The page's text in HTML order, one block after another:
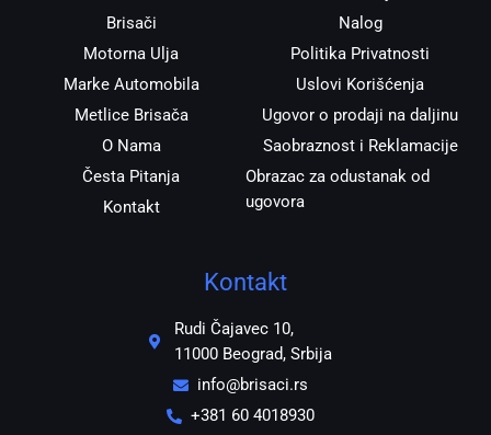
Brisači
Motorna Ulja
Marke Automobila
Metlice Brisača
O Nama
Česta Pitanja
Kontakt
Nalog
Politika Privatnosti
Uslovi Korišćenja
Ugovor o prodaji na daljinu
Saobraznost i Reklamacije
Obrazac za odustanak od
ugovora
Kontakt
Rudi Čajavec 10,
11000 Beograd, Srbija
info@brisaci.rs
+381 60 4018930